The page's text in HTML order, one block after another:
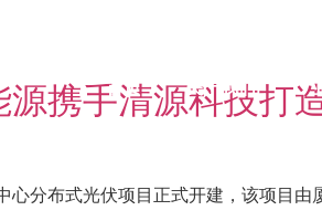
首页 关于我们
携手清源科技打
心分布式光伏项目正式开建，该项目